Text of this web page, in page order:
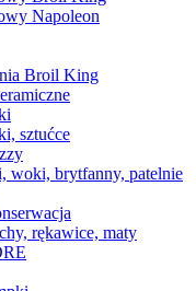
Napoleon
Broil King
sztućce
woki, brytfanny, patelnie
rękawice, maty